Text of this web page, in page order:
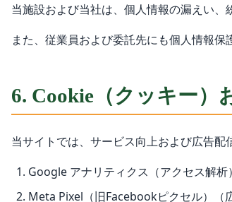
当施設および当社は、個人情報の漏えい、
また、従業員および委託先にも個人情報保
6. Cookie（クッキー）
当サイトでは、サービス向上および広告配
Google アナリティクス（アクセス解析）
Meta Pixel（旧Facebookピクセル）（